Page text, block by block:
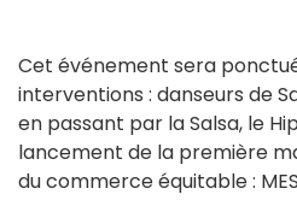
Cet événement sera
interventions : danseurs de
en passant par la Salsa, le
lancement de la première
du commerce équitable :